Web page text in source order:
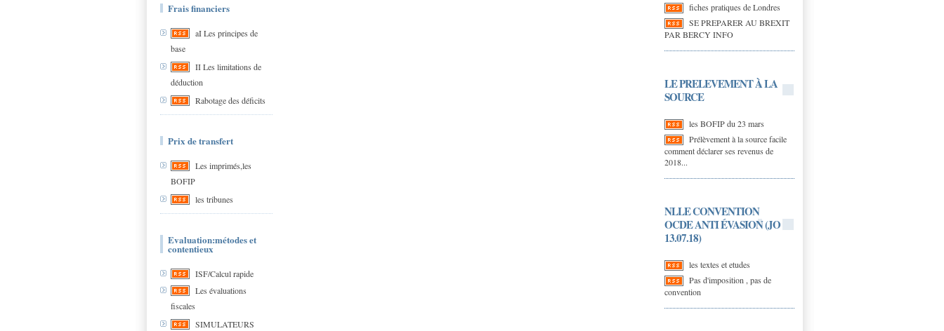
Frais financiers
aI Les principes de
base
II Les limitations de
déduction
Rabotage des déficits
Prix de transfert
Les imprimés,les
BOFIP
les tribunes
Evaluation:métodes et
contentieux
ISF/Calcul rapide
Les évaluations
fiscales
SIMULATEURS
fiches pratiques de Londres
SE PREPARER AU BREXIT
PAR BERCY INFO
LE PRELEVEMENT À LA
SOURCE
les BOFIP du 23 mars
Prélèvement à la source facile
comment déclarer ses revenus de
2018...
NLLE CONVENTION
OCDE ANTI ÉVASION (JO
13.07.18)
les textes et etudes
Pas d'imposition , pas de
convention